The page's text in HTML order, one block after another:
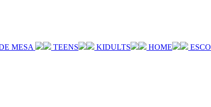
MESA TEENS KIDULTS HOME